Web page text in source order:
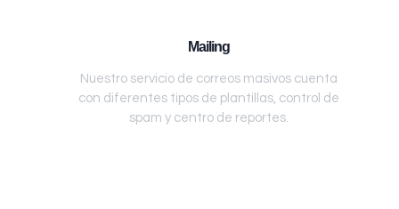
Mailing
Nuestro servicio de correos masivos cuenta
con diferentes tipos de plantillas, control de
spam y centro de reportes.